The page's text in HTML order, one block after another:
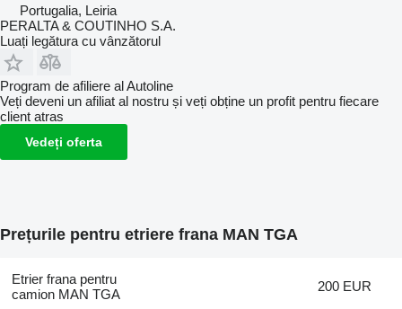
Portugalia, Leiria
PERALTA & COUTINHO S.A.
Luați legătura cu vânzătorul
Program de afiliere al Autoline
Veți deveni un afiliat al nostru și veți obține un profit pentru fiecare
client atras
Vedeți oferta
Prețurile pentru etriere frana MAN TGA
Etrier frana pentru
camion MAN TGA
200 EUR